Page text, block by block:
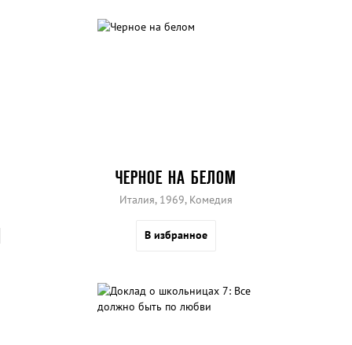
ЧЕРНОЕ НА БЕЛОМ
Италия, 1969, Комедия
В избранное